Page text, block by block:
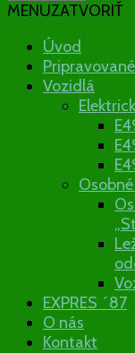
klub
MENUZATVORIŤ
Úvod
Vozidlá
EXPRES ´87
O nás
Kontakt